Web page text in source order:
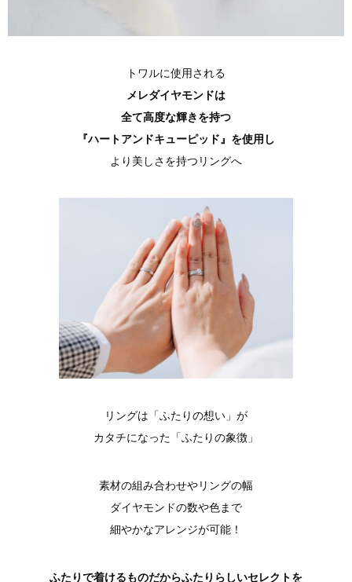
トワルに使用される
メレダイヤモンドは
全て高度な輝きを持つ
『ハートアンドキューピッド』を使用し
より美しさを持つリングへ
リングは「ふたりの想い」が
カタチになった「ふたりの象徴」
素材の組み合わせやリングの幅
ダイヤモンドの数や色まで
細やかなアレンジが可能！
ふたりで着けるものだからふたりらしいセレクトを